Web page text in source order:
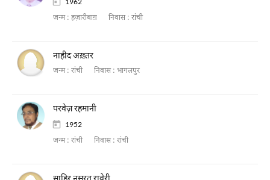
जन्म : हज़ारीबाग़ निवास : रांची
नाहीद अख़्तर
जन्म : रांची निवास : भागलपुर
परवेज़ रहमानी
1952
जन्म : रांची निवास : रांची
साहिर नुसरत रावेरी